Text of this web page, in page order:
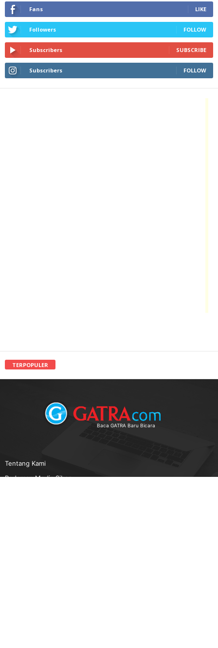
Fans LIKE
Followers FOLLOW
Subscribers SUBSCRIBE
Subscribers FOLLOW
TERPOPULER
Baca GATRA Baru Bicara
Tentang Kami
Pedoman Media Siber